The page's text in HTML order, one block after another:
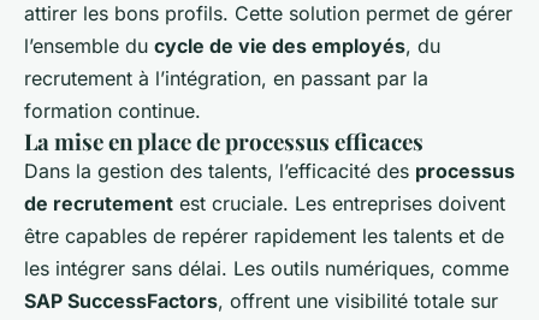
attirer les bons profils. Cette solution permet de gérer
l’ensemble du cycle de vie des employés, du
recrutement à l’intégration, en passant par la
formation continue.
La mise en place de processus efficaces
Dans la gestion des talents, l’efficacité des processus
de recrutement est cruciale. Les entreprises doivent
être capables de repérer rapidement les talents et de
les intégrer sans délai. Les outils numériques, comme
SAP SuccessFactors, offrent une visibilité totale sur